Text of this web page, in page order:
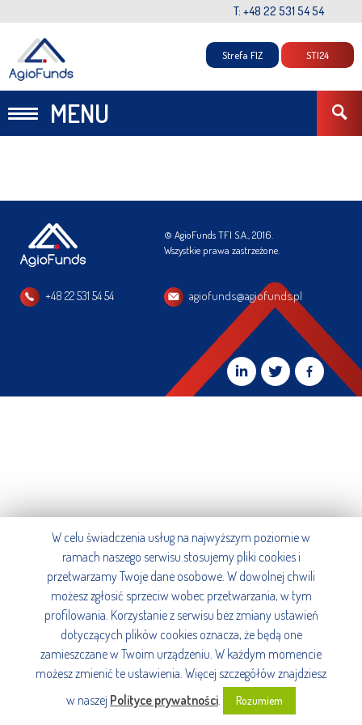
T: +48 22 531 54 54
MENU
Strefa FIZ STI24
© AgioFunds TFI S.A., 2016.
Wszystkie prawa zastrzeżone.
+48 22 531 54 54 agiofunds@agiofunds.pl
W celu świadczenia usług na najwyższym poziomie w
ramach naszego serwisu stosujemy pliki cookies i
przetwarzamy Twoje dane osobowe. W dowolnej chwili
możesz zgłosić sprzeciw wobec przetwarzania, w tym
profilowania. Korzystanie z serwisu bez zmiany ustawień
dotyczących plików cookies oznacza, że będą one
zamieszczane w Twoim urządzeniu. W każdym momencie
możesz zmienić te ustawienia. Więcej szczegółów znajdziesz
w naszej Polityce prywatności. Rozumiem